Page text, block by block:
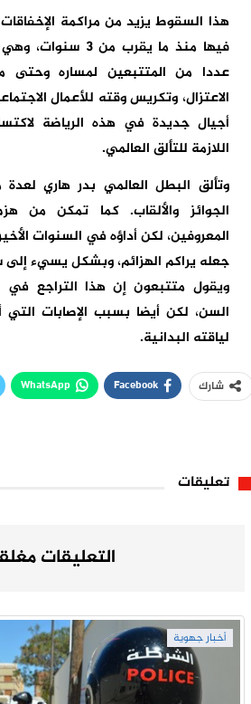
هذا السقوط يزيد من مراكمة
فيها منذ ما يقرب
عددا من المتتبعين لمساره وحتى
الاعتزال، وتكريس وقته للأعمال
أجيال جديدة في هذه الرياضة
اللازمة للتألق العالمي.
وتألق البطل العالمي بدر هاري
الجوائز والألقاب. كما تمكن من
المعروفين، لكن أداؤه في السنوات
جعله يراكم الهزائم، وبشكل يسيء إلى
ويقول متتبعون إن هذا التراجع في
السن، لكن أيضا بسبب الإصابات
لياقته البدانية.
شارك Facebook
WhatsApp
تعليقات
التعليقات
أخبار جهوية